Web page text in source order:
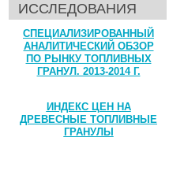
ИССЛЕДОВАНИЯ
СПЕЦИАЛИЗИРОВАННЫЙ
АНАЛИТИЧЕСКИЙ ОБЗОР
ПО РЫНКУ ТОПЛИВНЫХ
ГРАНУЛ. 2013-2014 Г.
ИНДЕКС ЦЕН НА
ДРЕВЕСНЫЕ ТОПЛИВНЫЕ
ГРАНУЛЫ